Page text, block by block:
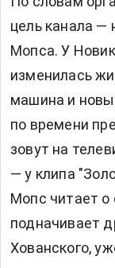
цель канала —
Мопса. У
изменилась
машина и
по времени
зовут на
— у клипа
Мопс читает
подначивает
Хованского,